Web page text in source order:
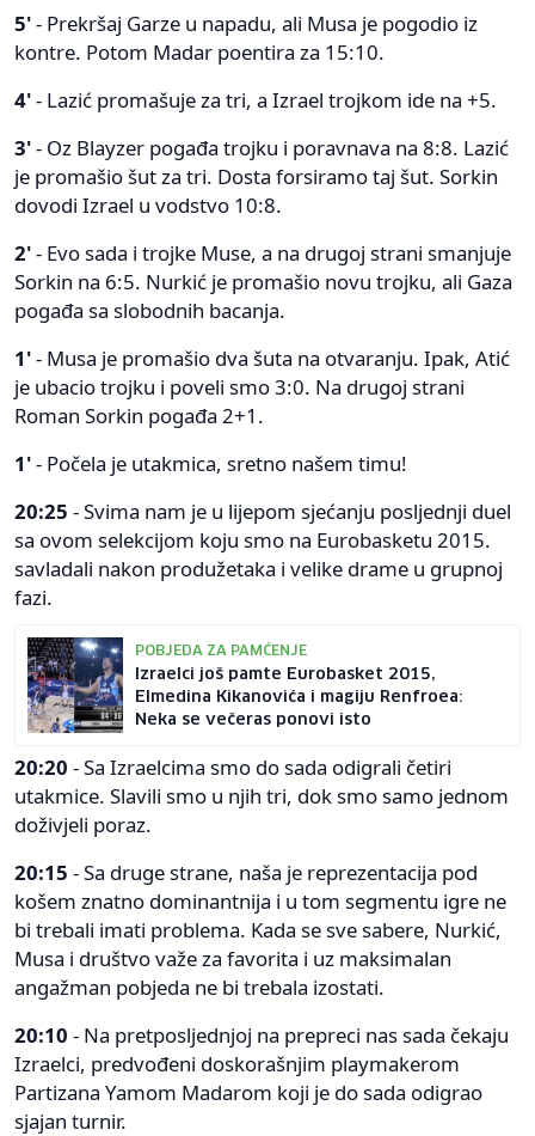
5'- Prekršaj Garze u napadu, ali Musa je pogodio iz
kontre. Potom Madar poentira za 15:10.
4'- Lazić promašuje za tri, a Izrael trojkom ide na +5.
3'- Oz Blayzer pogađa trojku i poravnava na 8:8. Lazić
je promašio šut za tri. Dosta forsiramo taj šut. Sorkin
dovodi Izrael u vodstvo 10:8.
2'- Evo sada i trojke Muse, a na drugoj strani smanjuje
Sorkin na 6:5. Nurkić je promašio novu trojku, ali Gaza
pogađa sa slobodnih bacanja.
1'- Musa je promašio dva šuta na otvaranju. Ipak, Atić
je ubacio trojku i poveli smo 3:0. Na drugoj strani
Roman Sorkin pogađa 2+1.
1'- Počela je utakmica, sretno našem timu!
20:25 - Svima nam je u lijepom sjećanju posljednji duel
sa ovom selekcijom koju smo na Eurobasketu 2015.
savladali nakon produžetaka i velike drame u grupnoj
fazi.
POBJEDA ZA PAMĆENJE
Izraelci još pamte Eurobasket 2015,
Elmedina Kikanovića i magiju Renfroea:
Neka se večeras ponovi isto
20:20 - Sa Izraelcima smo do sada odigrali četiri
utakmice. Slavili smo u njih tri, dok smo samo jednom
doživjeli poraz.
20:15 - Sa druge strane, naša je reprezentacija pod
košem znatno dominantnija i u tom segmentu igre ne
bi trebali imati problema. Kada se sve sabere, Nurkić,
Musa i društvo važe za favorita i uz maksimalan
angažman pobjeda ne bi trebala izostati.
20:10 - Na pretposljednjoj na prepreci nas sada čekaju
Izraelci, predvođeni doskorašnjim playmakerom
Partizana Yamom Madarom koji je do sada odigrao
sjajan turnir.